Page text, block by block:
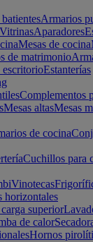
Armarios
VitrinasAparadores
Mesas de cocina
de matrimonio
escritorioEstanterías
Complementos
Mesas altasMesas
de cocina
Cuchillos para
Vinotecas
horizontales
superior
de calor
Hornos